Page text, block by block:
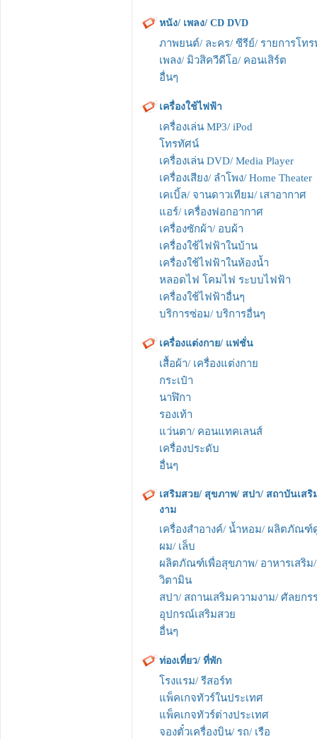
หนัง/ เพลง/ CD DVD
ภาพยนต์/ ละคร/ ซีรีย์/ รายการโท
เพลง/ มิวสิควีดีโอ/ คอนเสิร์ต
อื่นๆ
เครื่องใช้ไฟฟ้า
เครื่องเล่น MP3/ iPod
โทรทัศน์
เครื่องเล่น DVD/ Media Player
เครื่องเสียง/ ลำโพง/ Home Theater
เคเบิ้ล/ จานดาวเทียม/ เสาอากาศ
แอร์/ เครื่องฟอกอากาศ
เครื่องซักผ้า/ อบผ้า
เครื่องใช้ไฟฟ้าในบ้าน
เครื่องใช้ไฟฟ้าในห้องน้ำ
หลอดไฟ โคมไฟ ระบบไฟฟ้า
เครื่องใช้ไฟฟ้าอื่นๆ
บริการซ่อม/ บริการอื่นๆ
เครื่องแต่งกาย/ แฟชั่น
เสื้อผ้า/ เครื่องแต่งกาย
กระเป๋า
นาฬิกา
รองเท้า
แว่นตา/ คอนแทคเลนส์
เครื่องประดับ
อื่นๆ
เสริมสวย/ สุขภาพ/ สปา/ สถาบันเสริ
งาม
เครื่องสำอางค์/ น้ำหอม/ ผลิตภัณฑ์
ผม/ เล็บ
ผลิตภัณฑ์เพื่อสุขภาพ/ อาหารเสริม
วิตามิน
สปา/ สถานเสริมความงาม/ ศัลยกร
อุปกรณ์เสริมสวย
อื่นๆ
ท่องเที่ยว/ ที่พัก
โรงแรม/ รีสอร์ท
แพ็คเกจทัวร์ในประเทศ
แพ็คเกจทัวร์ต่างประเทศ
จองตั๋วเครื่องบิน/ รถ/ เรือ